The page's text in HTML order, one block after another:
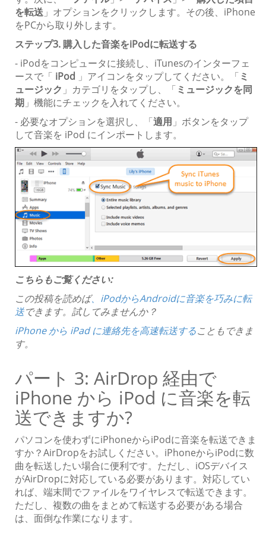
を転送 」オプションをクリックします。その後、iPhone
をPCから取り外します。
ステップ3. 購入した音楽をiPodに転送する
- iPodをコンピュータに接続し、iTunesのインターフェ
ースで「 iPod 」アイコンをタップしてください。「ミ
ュージック 」カテゴリをタップし、「ミュージックを同
期 」機能にチェックを入れてください。
- 必要なオプションを選択し、「適用 」ボタンをタップ
して音楽を iPod にインポートします。
こちらもご覧ください:
この投稿を読めば、iPodからAndroidに音楽を巧みに転
送できます。試してみませんか？
iPhone から iPad に連絡先を高速転送することもできま
す。
パート 3: AirDrop 経由で
iPhone から iPod に音楽を転
送できますか?
パソコンを使わずにiPhoneからiPodに音楽を転送できま
すか？AirDropをお試しください。iPhoneからiPodに数
曲を転送したい場合に便利です。ただし、iOSデバイス
がAirDropに対応している必要があります。対応してい
れば、端末間でファイルをワイヤレスで転送できます。
ただし、複数の曲をまとめて転送する必要がある場合
は、面倒な作業になります。